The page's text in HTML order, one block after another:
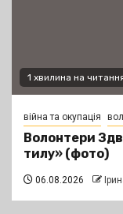
1 хвилина на
війна та окупація
Волонтери
тилу» (фото)
06.08.2026